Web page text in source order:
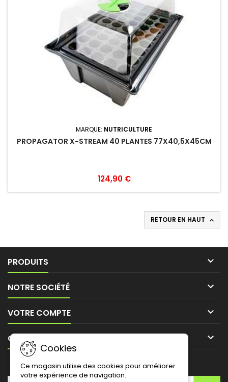
MARQUE: NUTRICULTURE
PROPAGATOR X-STREAM 40 PLANTES 77X40,5X45CM
124,90 €
RETOUR EN HAUT 
PRODUITS 
NOTRE SOCIÉTÉ 
VOTRE COMPTE 
CONTACT 
Cookies
Ce magasin utilise des cookies pour améliorer
votre expérience de navigation.
LETTRE D'INFORMATIONS